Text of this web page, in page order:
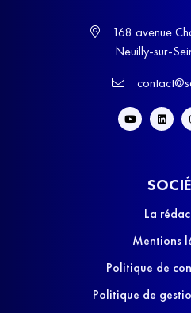
168 avenue
Neuilly-sur-
La
Mentions
Politique de
Politique de